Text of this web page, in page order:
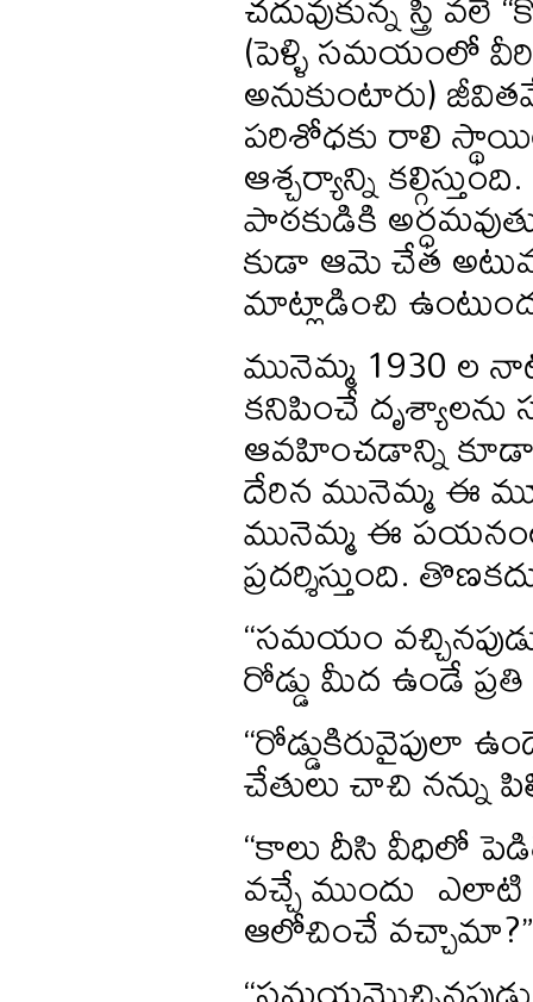
(పెళ్ళి సమయంలో
అనుకుంటారు)
పరిశోధకు రాలి
ఆశ్చర్యాన్ని
పాఠకుడికి
కుడా ఆమె చేత
మాట్లాడించి
మునెమ్మ 1930 ల
కనిపించే
ఆవహించడాన్ని కూడా
దేరిన మునెమ్మ ఈ
మునెమ్మ ఈ
ప్రదర్శిస్తుంది.
“సమయం
రోడ్డు మీద ఉండే
“రోడ్డుకిరువైపులా
చేతులు చాచి నన్ను
“కాలు దీసి వీధిలో
వచ్చే ముందు ఎలాటి
ఆలోచించే వచ్చామా?”